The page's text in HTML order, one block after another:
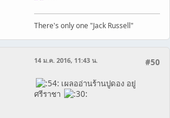
There's only one "Jack Russell"
#50
14 ม.ค. 2016, 11:43 น.
เผลออ่านร้านปูดอง อยู่
ศรีราชา